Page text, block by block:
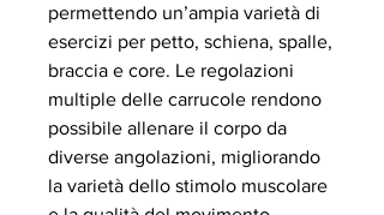
permettendo un’ampia varietà di
esercizi per petto, schiena, spalle,
braccia e core. Le regolazioni
multiple delle carrucole rendono
possibile allenare il corpo da
diverse angolazioni, migliorando
la varietà dello stimolo muscolare